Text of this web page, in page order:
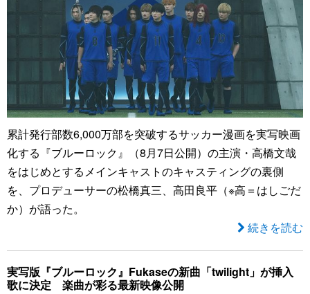
累計発行部数6,000万部を突破するサッカー漫画を実写映画
化する『ブルーロック』（8月7日公開）の主演・高橋文哉
をはじめとするメインキャストのキャスティングの裏側
を、プロデューサーの松橋真三、高田良平（※高＝はしごだ
か）が語った。
続きを読む
実写版『ブルーロック』Fukaseの新曲「twilight」が挿入
歌に決定 楽曲が彩る最新映像公開